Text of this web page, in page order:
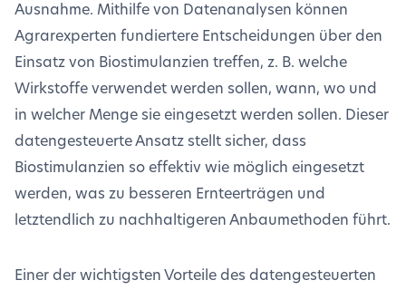
Ausnahme. Mithilfe von Datenanalysen können
Agrarexperten fundiertere Entscheidungen über den
Einsatz von Biostimulanzien treffen, z. B. welche
Wirkstoffe verwendet werden sollen, wann, wo und
in welcher Menge sie eingesetzt werden sollen. Dieser
datengesteuerte Ansatz stellt sicher, dass
Biostimulanzien so effektiv wie möglich eingesetzt
werden, was zu besseren Ernteerträgen und
letztendlich zu nachhaltigeren Anbaumethoden führt.
Einer der wichtigsten Vorteile des datengesteuerten